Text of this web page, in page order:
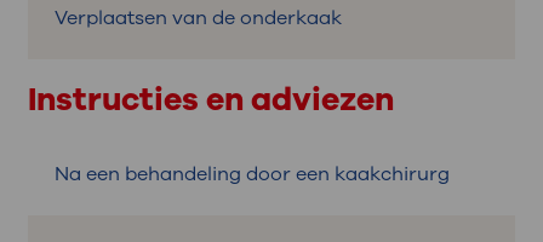
Verplaatsen van de onderkaak
Instructies en adviezen
Na een behandeling door een kaakchirurg